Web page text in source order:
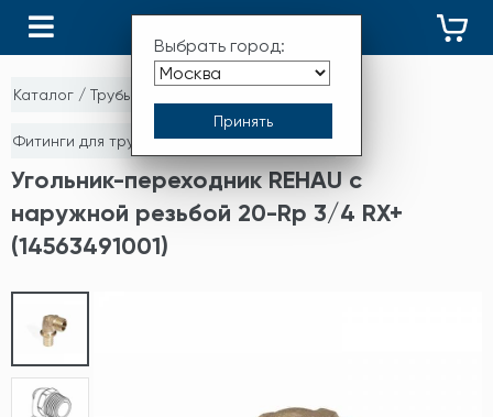
Выбрать город:
Каталог / Трубы и фитинги
Фитинги для труб из сшитого полиэтилена
Угольник-переходник REHAU с
наружной резьбой 20-Rp 3/4 RX+
(14563491001)